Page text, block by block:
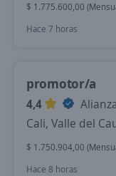
$ 1.775.600,00
Hace 7 horas
promotor/a
4,4
Cali, Valle del
$ 1.750.904,00
Hace 8 horas